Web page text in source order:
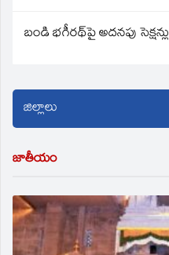
బండి భగీరథ్‌పై అదనపు సెక్షన్లు
జాతీయం